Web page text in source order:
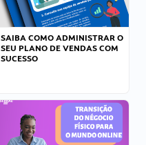
SAIBA COMO ADMINISTRAR O
SEU PLANO DE VENDAS COM
SUCESSO